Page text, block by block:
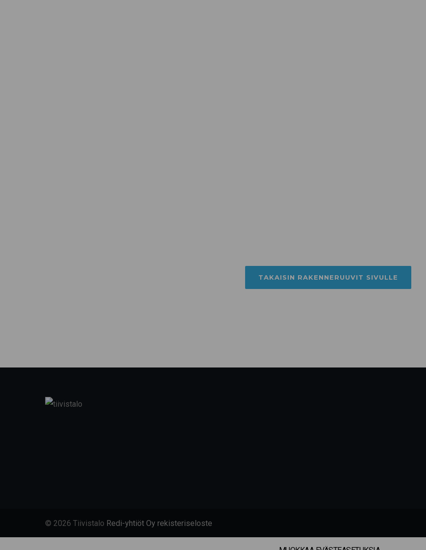
TAKAISIN RAKENNERUUVIT SIVULLE
© 2026 Tiivistalo Redi-yhtiöt Oy rekisteriseloste